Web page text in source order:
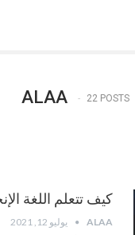
ALAA 22 POSTS
كيف تتعلم اللغة
ALAA يوليو 12, 2021